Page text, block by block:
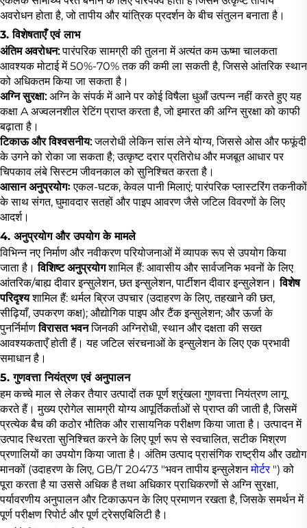
अवरोधन होता है, जो तापीय और यांत्रिक प्रदर्शन के बीच संतुलन बनाता है।
3. विशेषताएँ एवं लाभ
अंतिम अवरोधन:पारंपरिक सामग्री की तुलना में अत्यंत कम ऊष्मा चालकता
आवश्यक मोटाई में 50%-70% तक की कमी ला सकती है, जिससे आंतरिक स्थान
को अधिकतम किया जा सकता है।
अग्नि सुरक्षा:अग्नि के संपर्क में आने पर कोई विषैला धुआँ उत्पन्न नहीं करते हुए यह
कक्षा A अज्वलनशील रेटिंग प्राप्त करता है, जो इमारत की अग्नि सुरक्षा को काफी
बढ़ाता है।
टिकाऊ और विश्वसनीय:जलरोधी लेकिन सांस लेने योग्य, जिससे ओस और फफूंदी
के उगने को रोका जा सकता है; उत्कृष्ट दरार प्रतिरोध और मजबूत आधार पर
चिपकाव लंबे सिस्टम जीवनकाल को सुनिश्चित करता है।
आसान अनुप्रयोगःएकल-घटक, केवल पानी मिलाएं; पारंपरिक प्लास्टरिंग तकनीकों
के साथ संगत, घुमावदार सतहों और पाइप आवरण जैसे जटिल विवरणों के लिए
आदर्श।
4. अनुप्रयोग और उपयोग के मामले
विभिन्न नए निर्माण और नवीकरण परियोजनाओं में व्यापक रूप से उपयोग किया
जाता है।विशिष्ट अनुप्रयोगशामिल हैं: आवासीय और सार्वजनिक भवनों के लिए
आंतरिक/बाह्य दीवार इन्सुलेशन, छत इन्सुलेशन, पार्टीशन दीवार इन्सुलेशन।विशेष
परिदृश्यशामिल हैं: थर्मल ब्रिज उपचार (उदाहरण के लिए, तहखाने की छत,
सीढ़ियाँ, उपकरण कक्ष); औद्योगिक पाइप और टैंक इन्सुलेशन; और ऊर्जा के
पुनर्निर्माणविरासत भवनजिनकी अग्निरोधी, स्थान और दक्षता की सख्त
आवश्यकताएँ होती हैं। यह जटिल संरचनाओं के इन्सुलेशन के लिए एक प्रभावी
समाधान है।
5. गुणवत्ता नियंत्रण एवं अनुपालन
हम कच्चे माल से लेकर तैयार उत्पादों तक पूर्ण श्रृंखला गुणवत्ता नियंत्रण लागू
करते हैं। मुख्य एरोगेल सामग्री योग्य आपूर्तिकर्ताओं से प्राप्त की जाती है, जिसमें
प्रत्येक बैच की कठोर भौतिक और रासायनिक परीक्षण किया जाता है। उत्पादन में
उत्पाद स्थिरता सुनिश्चित करने के लिए पूर्ण रूप से स्वचालित, सटीक मिश्रण
प्रणालियों का उपयोग किया जाता है। अंतिम उत्पाद प्रासंगिक राष्ट्रीय और उद्योग
मानकों (उदाहरण के लिए, GB/T 20473 "भवन तापीय इन्सुलेशनमोर्टर ") को
पूरा करता है या उससे अधिक है तथा अधिकार प्राधिकरणों से अग्नि सुरक्षा,
पर्यावरणीय अनुपालन और टिकाऊपन के लिए प्रमाणन रखता है, जिसके समर्थन में
पूर्ण परीक्षण रिपोर्ट और पूर्ण ट्रेसएबिलिटी है।